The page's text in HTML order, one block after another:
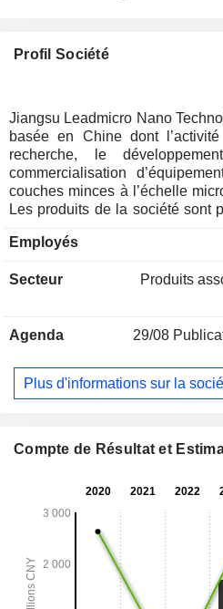
Profil Société
Jiangsu Leadmicro Nano
basée en Chine dont
recherche, le
commercialisation
couches minces à l’échelle
Les produits de la société sont
produits destinés au
couche atomique (ALD) de la
de dépôt chimique en
comprennent principalement
série Zhurong (ZR), les
basse pression de la série Xihe
Employés
Secteur
Produits
Agenda 29/08
Plus d'informations sur la
Compte de Résultat et